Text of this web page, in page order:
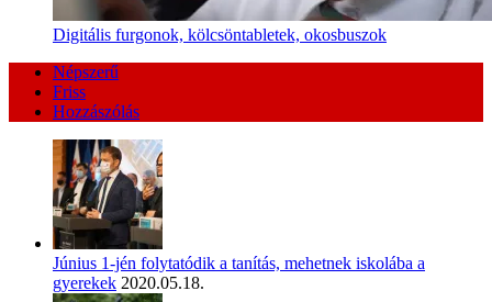
Digitális furgonok, kölcsöntabletek, okosbuszok
Népszerű
Friss
Hozzászólás
Június 1-jén folytatódik a tanítás, mehetnek iskolába a
gyerekek 2020.05.18.